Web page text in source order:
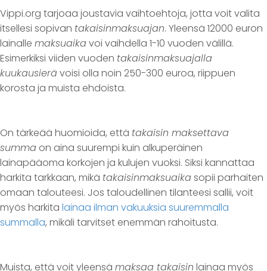
Vippi.org tarjoaa joustavia vaihtoehtoja, jotta voit valita
itsellesi sopivan takaisinmaksuajan. Yleensä 12000 euron
lainalle maksuaikavoi vaihdella 1-10 vuoden välillä.
Esimerkiksi viiden vuoden takaisinmaksuajalla
kuukausierävoisi olla noin 250-300 euroa, riippuen
korosta ja muista ehdoista.
On tärkeää huomioida, että takaisin maksettava
summa on aina suurempi kuin alkuperäinen
lainapääoma korkojen ja kulujen vuoksi. Siksi kannattaa
harkita tarkkaan, mikä takaisinmaksuaikasopii parhaiten
omaan talouteesi. Jos taloudellinen tilanteesi sallii, voit
myös harkita lainaa ilman vakuuksia suuremmalla
summalla, mikäli tarvitset enemmän rahoitusta.
Muista, että voit yleensä maksaa takaisin lainaa myös